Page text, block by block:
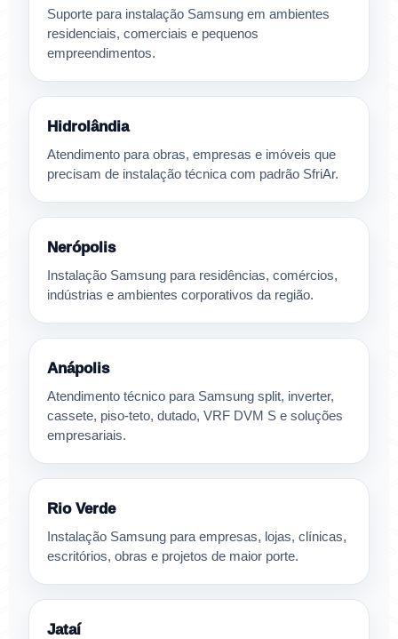
Suporte para instalação Samsung em ambientes
residenciais, comerciais e pequenos
empreendimentos.
Hidrolândia
Atendimento para obras, empresas e imóveis que
precisam de instalação técnica com padrão SfriAr.
Nerópolis
Instalação Samsung para residências, comércios,
indústrias e ambientes corporativos da região.
Anápolis
Atendimento técnico para Samsung split, inverter,
cassete, piso-teto, dutado, VRF DVM S e soluções
empresariais.
Rio Verde
Instalação Samsung para empresas, lojas, clínicas,
escritórios, obras e projetos de maior porte.
Jataí